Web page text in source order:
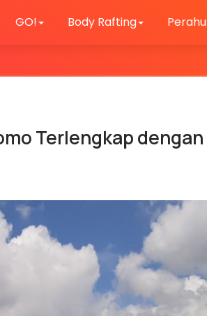
GO! Body Rafting Perahu
Terlengkap dengan